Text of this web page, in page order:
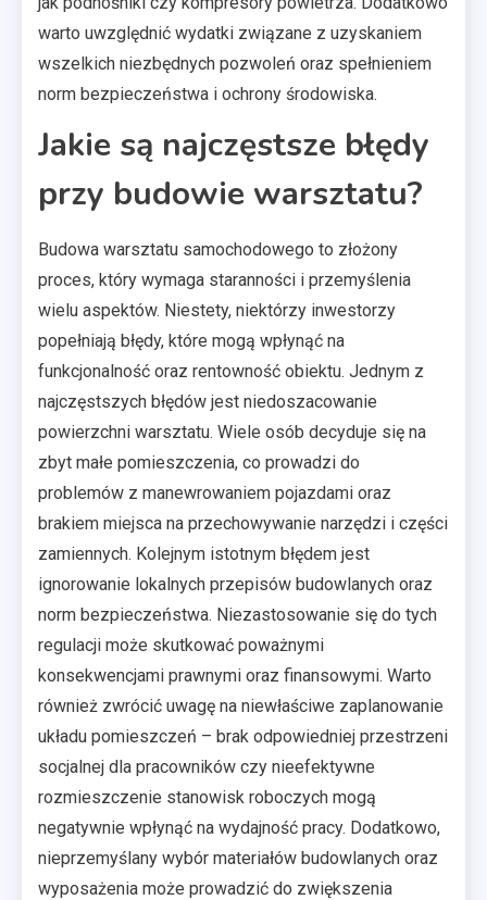
warto uwzględnić wydatki związane z uzyskaniem
wszelkich niezbędnych pozwoleń oraz spełnieniem
norm bezpieczeństwa i ochrony środowiska.
Jakie są najczęstsze błędy
przy budowie warsztatu?
Budowa warsztatu samochodowego to złożony
proces, który wymaga staranności i przemyślenia
wielu aspektów. Niestety, niektórzy inwestorzy
popełniają błędy, które mogą wpłynąć na
funkcjonalność oraz rentowność obiektu. Jednym z
najczęstszych błędów jest niedoszacowanie
powierzchni warsztatu. Wiele osób decyduje się na
zbyt małe pomieszczenia, co prowadzi do
problemów z manewrowaniem pojazdami oraz
brakiem miejsca na przechowywanie narzędzi i części
zamiennych. Kolejnym istotnym błędem jest
ignorowanie lokalnych przepisów budowlanych oraz
norm bezpieczeństwa. Niezastosowanie się do tych
regulacji może skutkować poważnymi
konsekwencjami prawnymi oraz finansowymi. Warto
również zwrócić uwagę na niewłaściwe zaplanowanie
układu pomieszczeń – brak odpowiedniej przestrzeni
socjalnej dla pracowników czy nieefektywne
rozmieszczenie stanowisk roboczych mogą
negatywnie wpłynąć na wydajność pracy. Dodatkowo,
nieprzemyślany wybór materiałów budowlanych oraz
wyposażenia może prowadzić do zwiększenia